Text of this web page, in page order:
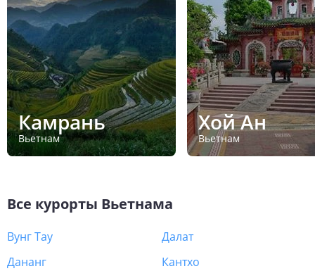
Камрань
Вьетнам
Хой Ан
Вьетнам
Все курорты Вьетнама
Вунг Тау
Далат
Дананг
Кантхо